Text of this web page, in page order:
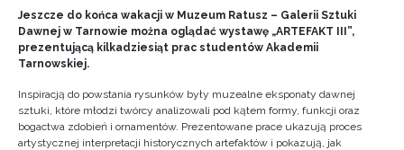
Jeszcze do końca wakacji w Muzeum Ratusz – Galerii Sztuki
Dawnej w Tarnowie można oglądać wystawę „ARTEFAKT III”,
prezentującą kilkadziesiąt prac studentów Akademii
Tarnowskiej.
Inspiracją do powstania rysunków były muzealne eksponaty dawnej
sztuki, które młodzi twórcy analizowali pod kątem formy, funkcji oraz
bogactwa zdobień i ornamentów. Prezentowane prace ukazują proces
artystycznej interpretacji historycznych artefaktów i pokazują, jak